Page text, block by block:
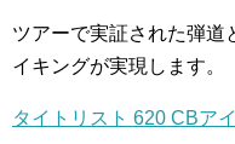
ツアーで実証された弾道
イキングが実現します。
タイトリスト 620 CBア